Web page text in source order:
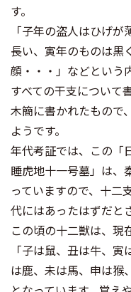
す。
「子年の盗人はひげ
長い、寅年のものは黒
顔・・・」などという
すべての干支について
木簡に書かれたもので
ようです。
年代考証では、この「
睡虎地十一号墓」は、
っていますので、十二
代にはあったはずだと
この頃の十二獣は、現
「子は鼠、丑は牛、
は鹿、未は馬、申は猴